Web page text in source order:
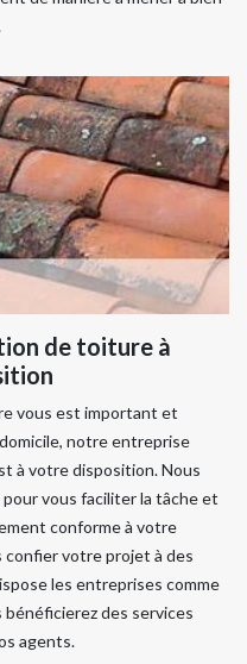
de toiture à
vous est important et
notre entreprise
à votre disposition. Nous
vous faciliter la tâche et
conforme à votre
confier votre projet à des
les entreprises comme
des services
agents.